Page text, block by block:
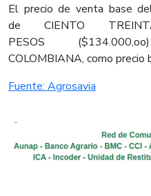
El precio de venta base
de CIENTO
PESOS
COLOMBIANA, como
​Fuente: Agrosavia​